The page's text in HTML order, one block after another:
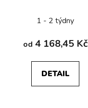
1 - 2 týdny
od 4 168,45 Kč
DETAIL